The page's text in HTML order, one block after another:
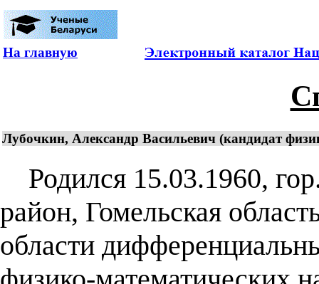
На главную
Лубочкин, Александр Васильевич (кандидат
Родился 15.03.1960,
район, Гомельская
области